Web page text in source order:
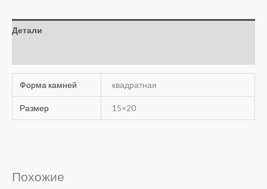
Детали
Форма камней квадратная
Размер 15×20
Похожие